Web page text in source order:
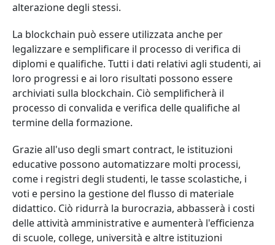
alterazione degli stessi.
La blockchain può essere utilizzata anche per
legalizzare e semplificare il processo di verifica di
diplomi e qualifiche. Tutti i dati relativi agli studenti, ai
loro progressi e ai loro risultati possono essere
archiviati sulla blockchain. Ciò semplificherà il
processo di convalida e verifica delle qualifiche al
termine della formazione.
Grazie all'uso degli smart contract, le istituzioni
educative possono automatizzare molti processi,
come i registri degli studenti, le tasse scolastiche, i
voti e persino la gestione del flusso di materiale
didattico. Ciò ridurrà la burocrazia, abbasserà i costi
delle attività amministrative e aumenterà l'efficienza
di scuole, college, università e altre istituzioni